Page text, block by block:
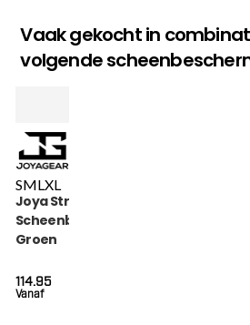
Vaak gekocht in
volgende
SML XL
Joya Strike
Scheenbeschermers
Groen
Vanaf
114.95